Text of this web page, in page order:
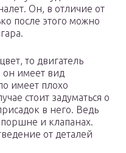
Он, в отличие от
после этого можно
то двигатель
он имеет вид
имеет плохо
стоит задуматься о
в него. Ведь
поршне и клапанах.
от деталей